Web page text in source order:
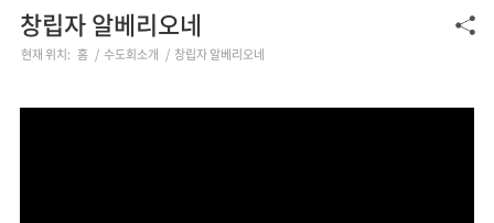
창립자 알베리오네
현재 위치: 홈 / 수도회소개 / 창립자 알베리오네